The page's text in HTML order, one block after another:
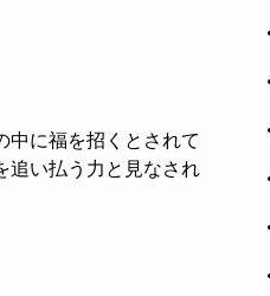
中に福を招くとされて
追い払う力と見なされ